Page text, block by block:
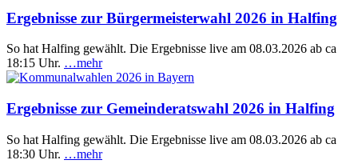
Ergebnisse zur Bürgermeisterwahl 2026 in Halfing
So hat Halfing gewählt. Die Ergebnisse live am 08.03.2026 ab ca
18:15 Uhr. …mehr
Ergebnisse zur Gemeinderatswahl 2026 in Halfing
So hat Halfing gewählt. Die Ergebnisse live am 08.03.2026 ab ca
18:30 Uhr. …mehr